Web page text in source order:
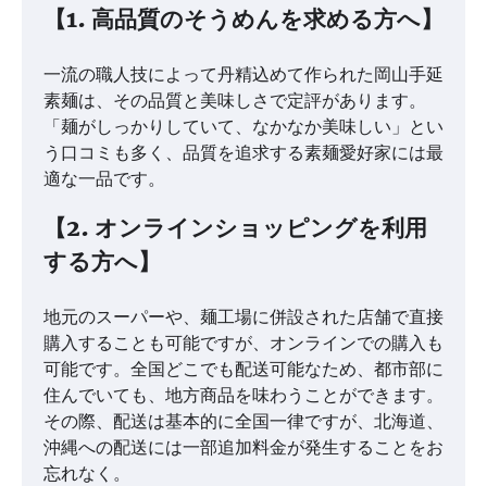
【1. 高品質のそうめんを求める方へ】
一流の職人技によって丹精込めて作られた岡山手延
素麺は、その品質と美味しさで定評があります。
「麺がしっかりしていて、なかなか美味しい」とい
う口コミも多く、品質を追求する素麺愛好家には最
適な一品です。
【2. オンラインショッピングを利用
する方へ】
地元のスーパーや、麺工場に併設された店舗で直接
購入することも可能ですが、オンラインでの購入も
可能です。全国どこでも配送可能なため、都市部に
住んでいても、地方商品を味わうことができます。
その際、配送は基本的に全国一律ですが、北海道、
沖縄への配送には一部追加料金が発生することをお
忘れなく。